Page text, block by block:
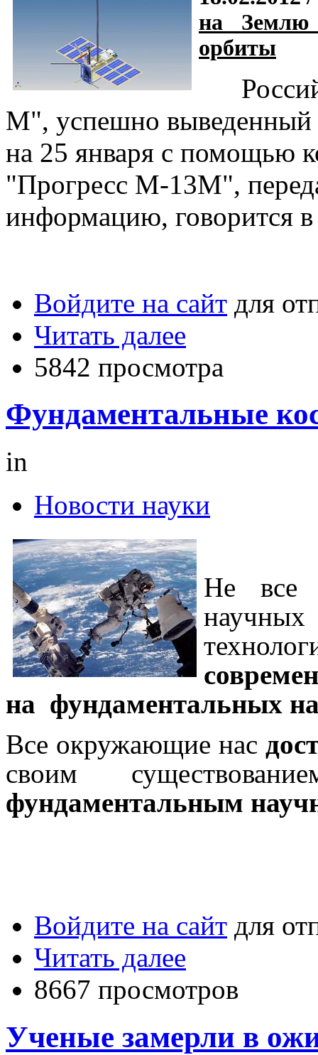
на Землю
орбиты
М", успешно выведенный
на 25 января с помощью
"Прогресс М-13М",
информацию, говорится
Войдите на сайт для
Читать далее
5842 просмотра
Фундаментальные
in
Новости науки
Не все
на фундаментальных
Все окружающие нас
своим
фундаментальным
Войдите на сайт для
Читать далее
8667 просмотров
Ученые замерли в